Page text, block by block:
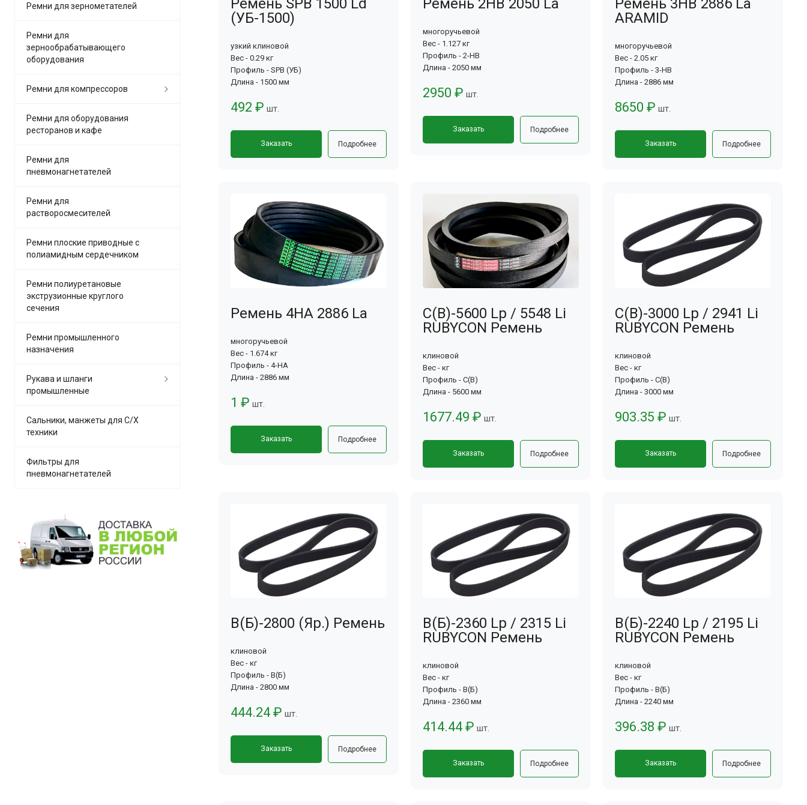
Ремень SPB 1500 Ld
(УБ-1500)
узкий клиновой
Вес - 0.29 кг
Профиль - SPB (УБ)
Длина - 1500 мм
492 ₽ шт.
Заказать Подробнее
Ремень 2HB 2050 La
многоручьевой
Вес - 1.127 кг
Профиль - 2-HB
Длина - 2050 мм
2950 ₽ шт.
Заказать Подробнее
Ремень 3HB 2886 La
ARAMID
многоручьевой
Вес - 2.05 кг
Профиль - 3-HB
Длина - 2886 мм
8650 ₽ шт.
Заказать Подробнее
Ремень 4HA 2886 La
многоручьевой
Вес - 1.674 кг
Профиль - 4-HA
Длина - 2886 мм
1 ₽ шт.
Заказать Подробнее
С(В)-5600 Lp / 5548 Li
RUBYCON Ремень
клиновой
Вес - кг
Профиль - С(В)
Длина - 5600 мм
1677.49 ₽ шт.
Заказать Подробнее
С(В)-3000 Lp / 2941 Li
RUBYCON Ремень
клиновой
Вес - кг
Профиль - С(В)
Длина - 3000 мм
903.35 ₽ шт.
Заказать Подробнее
В(Б)-2800 (Яр.) Ремень
клиновой
Вес - кг
Профиль - В(Б)
Длина - 2800 мм
444.24 ₽ шт.
Заказать Подробнее
В(Б)-2360 Lp / 2315 Li
RUBYCON Ремень
клиновой
Вес - кг
Профиль - В(Б)
Длина - 2360 мм
414.44 ₽ шт.
Заказать Подробнее
В(Б)-2240 Lp / 2195 Li
RUBYCON Ремень
клиновой
Вес - кг
Профиль - В(Б)
Длина - 2240 мм
396.38 ₽ шт.
Заказать Подробнее
Ремни для зернометателей
Ремни для
зернообрабатывающего
оборудования
Ремни для компрессоров
Ремни для оборудования
ресторанов и кафе
Ремни для
пневмонагнетателей
Ремни для
растворосмесителей
Ремни плоские приводные с
полиамидным сердечником
Ремни полиуретановые
экструзионные круглого
сечения
Ремни промышленного
назначения
Рукава и шланги
промышленные
Сальники, манжеты для С/Х
техники
Фильтры для
пневмонагнетателей